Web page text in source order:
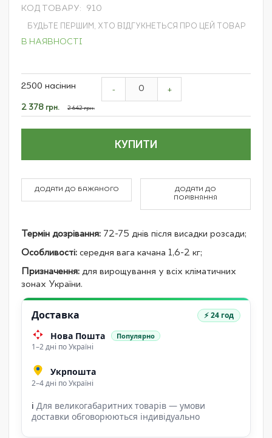
галереї
КОД ТОВАРУ 910
БУДЬТЕ ПЕРШИМ, ХТО ВІДГУКНЕТЬСЯ ПРО ЦЕЙ ТОВАР
В НАЯВНОСТІ
product
2500 насінин
Спеціальна
ціна
2 378 грн. 2 642 грн.
- +
КУПИТИ
ДОДАТИ ДО БАЖАНОГО
ДОДАТИ ДО
ПОРІВНЯННЯ
Термін дозрівання: 72-75 днів після висадки розсади;
Особливості: середня вага качана 1,6-2 кг;
Призначення: для вирощування у всіх кліматичних
зонах України.
Доставка ⚡ 24 год
Нова Пошта Популярно
1–2 дні по Україні
Укрпошта
2–4 дні по Україні
ℹ Для великогабаритних товарів — умови
доставки обговорюються індивідуально